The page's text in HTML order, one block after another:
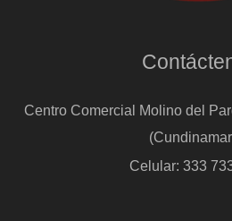
Centro Comercial Molino del
Celular: 333